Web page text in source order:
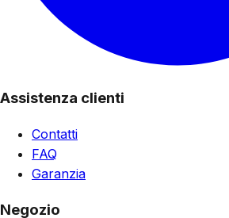
Assistenza clienti
Contatti
FAQ
Garanzia
Negozio